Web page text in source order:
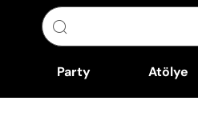
Party Atölye